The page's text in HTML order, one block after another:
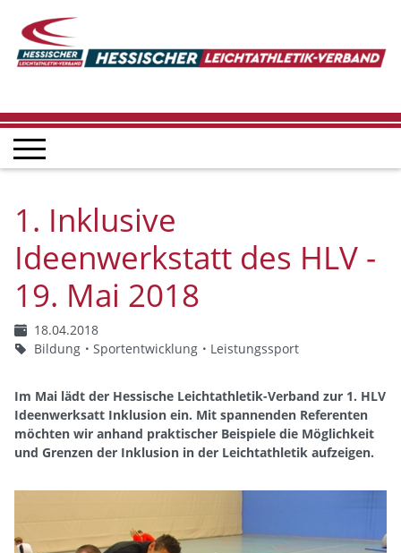
1. Inklusive
Ideenwerkstatt des HLV -
19. Mai 2018
18.04.2018
Bildung
Sportentwicklung Leistungssport
Im Mai lädt der Hessische Leichtathletik-Verband zur 1. HLV
Ideenwerksatt Inklusion ein. Mit spannenden Referenten
möchten wir anhand praktischer Beispiele die Möglichkeit
und Grenzen der Inklusion in der Leichtathletik aufzeigen.